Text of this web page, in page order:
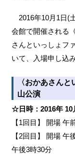
2016年10月1日(
会館で開催される
さんといっしょフ
いて、入場申し込
〈おかあさん
山公演
☆日時：2016年 10
【1回目】 開場 午
【2回目】 開場 午
午後3時30分